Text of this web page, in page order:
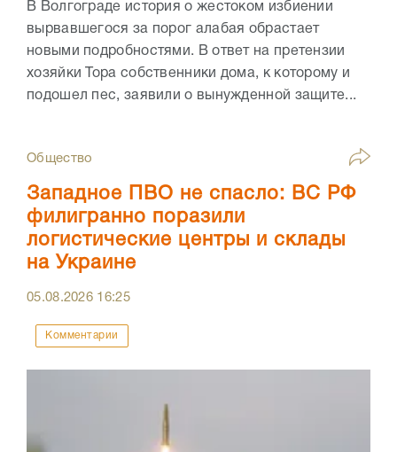
В Волгограде история о жестоком избиении
вырвавшегося за порог алабая обрастает
новыми подробностями. В ответ на претензии
хозяйки Тора собственники дома, к которому и
подошел пес, заявили о вынужденной защите...
Общество
Западное ПВО не спасло: ВС РФ
филигранно поразили
логистические центры и склады
на Украине
05.08.2026 16:25
Комментарии